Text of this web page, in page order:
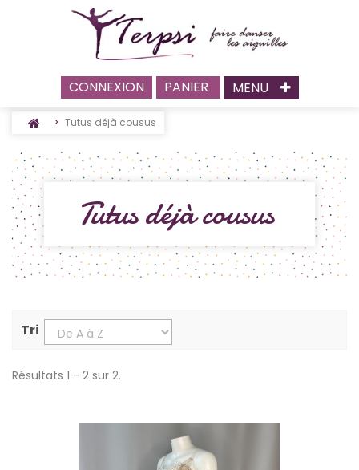
CONNEXION PANIER MENU
> Tutus déjà cousus
Tutus déjà cousus
Tri
Résultats 1 - 2 sur 2.